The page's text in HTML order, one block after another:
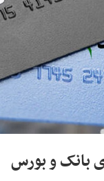
بانک و بورس